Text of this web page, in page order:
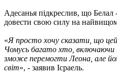
Адесанья підкреслив, що Белал
довести свою силу на
«Я просто хочу сказати, що
Чомусь багато хто, включаючи
зможе перемогти Леона, але
світ», - заявив Ісраель.